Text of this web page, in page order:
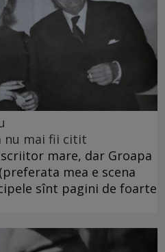
nu mai fii citit
mare, dar Groapa
mea e scena
sînt pagini de foarte